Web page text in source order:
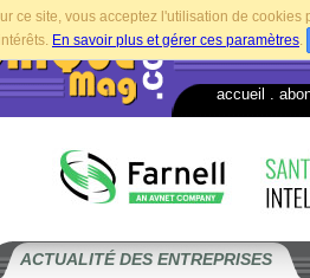
ce site, vous acceptez l'utilisation de
En savoir plus et gérer ces paramètres.
accueil
ACTUALITÉ DES ENTREPRISES